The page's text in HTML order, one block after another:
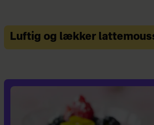
Luftig og lækker